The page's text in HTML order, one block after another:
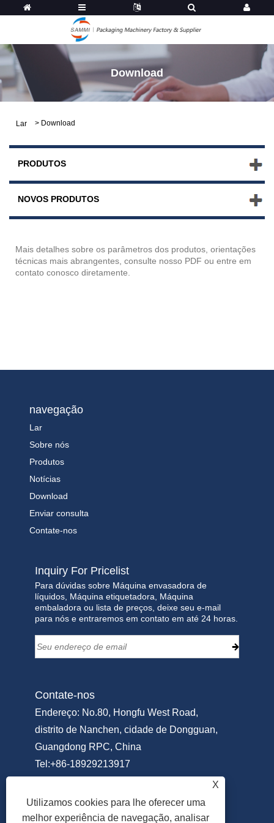
Download
Lar > Download
PRODUTOS
NOVOS PRODUTOS
Mais detalhes sobre os parâmetros dos produtos, orientações
técnicas mais abrangentes, consulte nosso PDF ou entre em
contato conosco diretamente.
X
Utilizamos cookies para lhe oferecer uma
melhor experiência de navegação, analisar
navegação
Lar
Sobre nós
Produtos
Notícias
Download
Enviar consulta
Contate-nos
Inquiry For Pricelist
Para dúvidas sobre Máquina envasadora de
líquidos, Máquina etiquetadora, Máquina
embaladora ou lista de preços, deixe seu e-mail
para nós e entraremos em contato em até 24 horas.
Contate-nos
Endereço: No.80, Hongfu West Road,
distrito de Nanchen, cidade de Dongguan,
Guangdong RPC, China
Tel:+86-18929213917
E-mail:Info@sammipack.com